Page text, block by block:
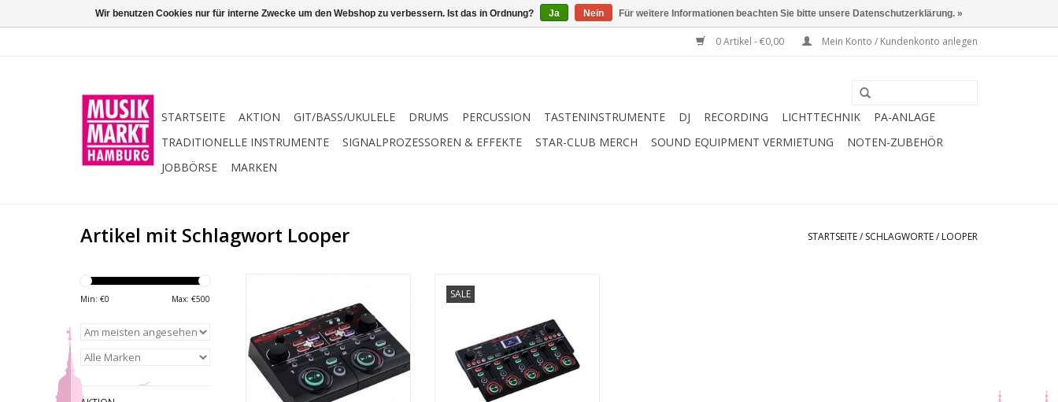
0 Artikel - €0,00 Mein Konto / Kundenkonto anlegen
STARTSEITE AKTION GIT/BASS/UKULELE DRUMS PERCUSSION TASTENINSTRUMENTE DJ RECORDING LICHTTECHNIK
PA-ANLAGE
TRADITIONELLE INSTRUMENTE
SIGNALPROZESSOREN & EFFEKTE STAR-CLUB MERCH SOUND EQUIPMENT VERMIETUNG
NOTEN-ZUBEHÖR
JOBBÖRSE
MARKEN
Artikel mit Schlagwort Looper STARTSEITE/ SCHLAGWORTE/ LOOPER
Min: €0 Max: €500
kreative Neuzeit
ZUM WARENKORB HINZUFÜGEN
SALE
Magie unter deinen Fingern
ZUM WARENKORB HINZUFÜGEN
Wir benutzen Cookies nur für interne Zwecke um den Webshop zu verbessern. Ist das in Ordnung? Ja Nein Für weitere Informationen beachten Sie bitte unsere Datenschutzerklärung. »